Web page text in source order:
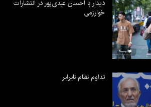
دیدار با احسان عبدی‌پور در انتشارات
خوارزمی
تداوم نظام نابرابر